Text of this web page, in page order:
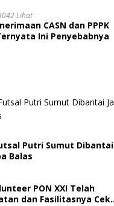
Lihat
CASN dan PPPK
Ini Penyebabnya
Putri Sumut Dibantai
Balas
PON XXI Telah
dan Fasilitasnya Cek